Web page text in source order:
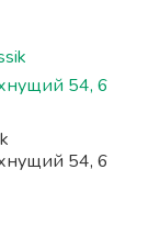
54, 6